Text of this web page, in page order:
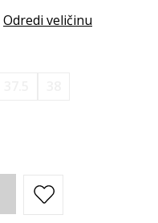
Odredi veličinu